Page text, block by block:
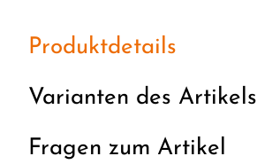
Produktdetails
Varianten des Artikels
Fragen zum Artikel